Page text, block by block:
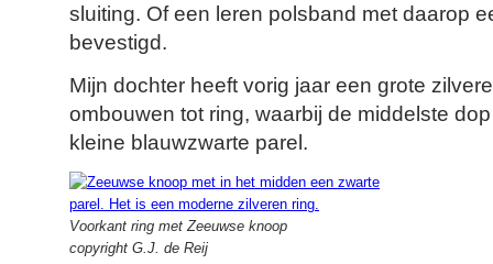
sluiting. Of een leren polsband met daarop
bevestigd.
Mijn dochter heeft vorig jaar een grote
ombouwen tot ring, waarbij de middelste
kleine blauwzwarte parel.
Voorkant ring met Zeeuwse knoop
copyright G.J. de Reij